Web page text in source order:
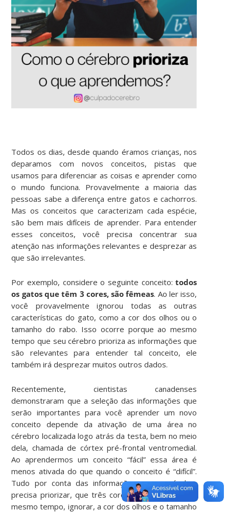
Todos os dias, desde quando éramos crianças, nos
deparamos com novos conceitos, pistas que
usamos para diferenciar as coisas e aprender como
o mundo funciona. Provavelmente a maioria das
pessoas sabe a diferença entre gatos e cachorros.
Mas os conceitos que caracterizam cada espécie,
são bem mais difíceis de aprender. Para entender
esses conceitos, você precisa concentrar sua
atenção nas informações relevantes e desprezar as
que são irrelevantes.
Por exemplo, considere o seguinte conceito:todos
os gatos que têm 3 cores, são fêmeas. Ao ler isso,
você provavelmente ignorou todas as outras
características do gato, como a cor dos olhos ou o
tamanho do rabo. Isso ocorre porque ao mesmo
tempo que seu cérebro prioriza as informações que
são relevantes para entender tal conceito, ele
também irá desprezar muitos outros dados.
Recentemente, cientistas canadenses
demonstraram que a seleção das informações que
serão importantes para você aprender um novo
conceito depende da ativação de uma área no
cérebro localizada logo atrás da testa, bem no meio
dela, chamada de córtex pré-frontal ventromedial.
Ao aprendermos um conceito “fácil” essa área é
menos ativada do que quando o conceito é “difícil”.
Tudo por conta das informações que o cérebro
precisa priorizar, que três cores são fêmeas, e ao
mesmo tempo, ignorar, a cor dos olhos e o tamanho